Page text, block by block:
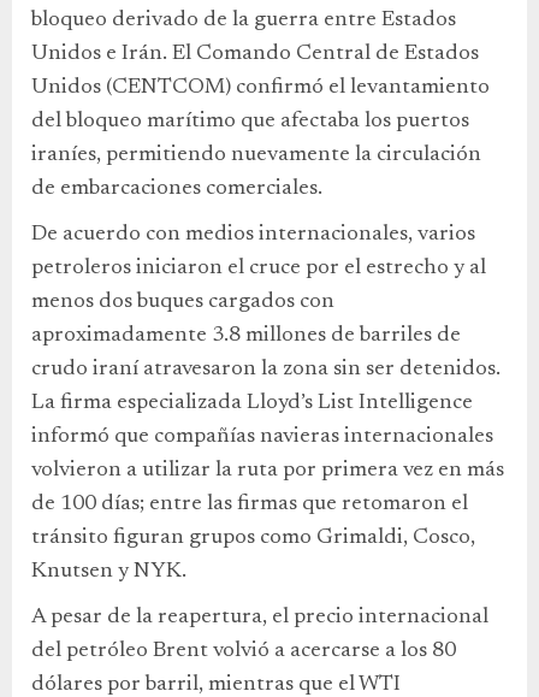
bloqueo derivado de la guerra entre Estados
Unidos e Irán. El Comando Central de Estados
Unidos (CENTCOM) confirmó el levantamiento
del bloqueo marítimo que afectaba los puertos
iraníes, permitiendo nuevamente la circulación
de embarcaciones comerciales.
De acuerdo con medios internacionales, varios
petroleros iniciaron el cruce por el estrecho y al
menos dos buques cargados con
aproximadamente 3.8 millones de barriles de
crudo iraní atravesaron la zona sin ser detenidos.
La firma especializada Lloyd’s List Intelligence
informó que compañías navieras internacionales
volvieron a utilizar la ruta por primera vez en más
de 100 días; entre las firmas que retomaron el
tránsito figuran grupos como Grimaldi, Cosco,
Knutsen y NYK.
A pesar de la reapertura, el precio internacional
del petróleo Brent volvió a acercarse a los 80
dólares por barril, mientras que el WTI